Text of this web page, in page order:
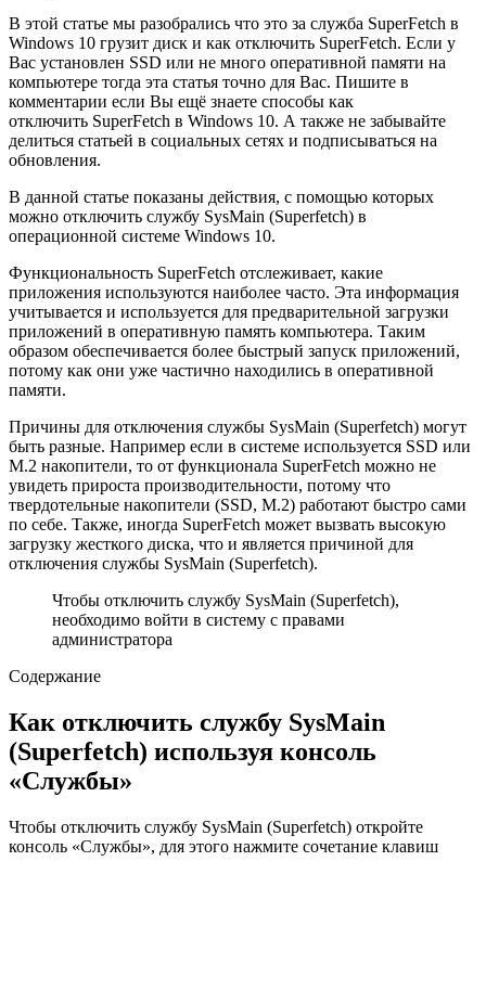
В этой статье мы разобрались что это за служба SuperFetch в
Windows 10 грузит диск и как отключить SuperFetch. Если у
Вас установлен SSD или не много оперативной памяти на
компьютере тогда эта статья точно для Вас. Пишите в
комментарии если Вы ещё знаете способы как
отключить SuperFetch в Windows 10. А также не забывайте
делиться статьей в социальных сетях и подписываться на
обновления.
В данной статье показаны действия, с помощью которых
можно отключить службу SysMain (Superfetch) в
операционной системе Windows 10.
Функциональность SuperFetch отслеживает, какие
приложения используются наиболее часто. Эта информация
учитывается и используется для предварительной загрузки
приложений в оперативную память компьютера. Таким
образом обеспечивается более быстрый запуск приложений,
потому как они уже частично находились в оперативной
памяти.
Причины для отключения службы SysMain (Superfetch) могут
быть разные. Например если в системе используется SSD или
M.2 накопители, то от функционала SuperFetch можно не
увидеть прироста производительности, потому что
твердотельные накопители (SSD, M.2) работают быстро сами
по себе. Также, иногда SuperFetch может вызвать высокую
загрузку жесткого диска, что и является причиной для
отключения службы SysMain (Superfetch).
Чтобы отключить службу SysMain (Superfetch),
необходимо войти в систему с правами
администратора
Содержание
Как отключить службу SysMain
(Superfetch) используя консоль
«Службы»
Чтобы отключить службу SysMain (Superfetch) откройте
консоль «Службы», для этого нажмите сочетание клавиш